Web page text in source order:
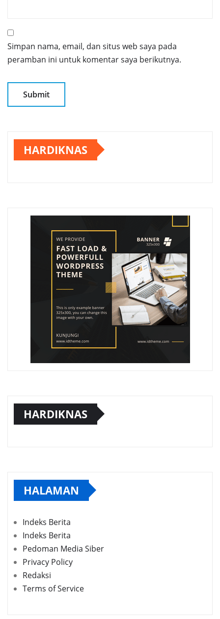
Simpan nama, email, dan situs web saya pada
peramban ini untuk komentar saya berikutnya.
HARDIKNAS
HARDIKNAS
HALAMAN
Indeks Berita
Indeks Berita
Pedoman Media Siber
Privacy Policy
Redaksi
Terms of Service